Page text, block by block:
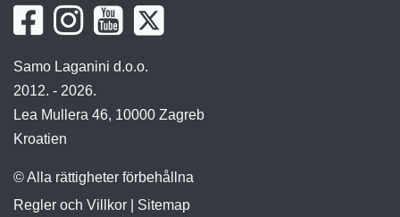
Samo Laganini d.o.o.
2012. - 2026.
Lea Mullera 46, 10000 Zagreb
Kroatien
© Alla rättigheter förbehållna
Regler och Villkor
Sitemap